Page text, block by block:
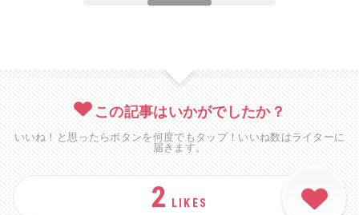
この記事はいかがでしたか？
いいね！と思ったらボタンを何度でもタップ！いいね数はライターに
届きます。
2 LIKES